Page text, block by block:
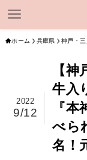
ホーム 兵庫県 神戸・
【
牛入
『
べら
名！
2022
9/12